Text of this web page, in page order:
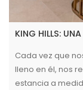
KING HILLS:
Cada vez que
lleno en él, nos
estancia a